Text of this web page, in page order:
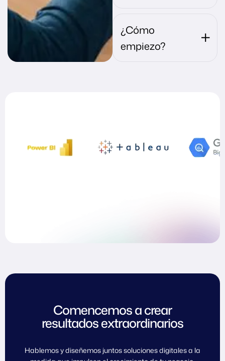
¿Cómo
empiezo?
Comencemos a crear
resultados extraordinarios
Hablemos y diseñemos juntos soluciones digitales a la